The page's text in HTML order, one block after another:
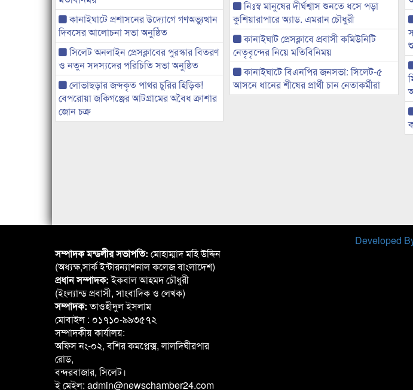
কানাইঘাটে প্রশাসনের উদ্যোগে গণঅভ্যুত্থান
দিবসের আলোচনা সভা অনুষ্ঠিত
সিলেট অনলাইন প্রেসক্লাবের পুরস্কার বিতরণ
ও নতুন সদস্যদের পরিচিতি সভা অনুষ্ঠিত
লোভাছড়ার জব্দকৃত পাথর চুরির হিড়িক!
বেপরোয়া জকিগঞ্জের আটগ্রামের অবৈধ ক্রাশার
জোন চক্র
নিঃস্ব মানুষের দীর্ঘশ্বাস শুনতে ধসে পড়া
কুশিয়ারাপারে অ্যাড. এমরান চৌধুরী
কানাইঘাট প্রেসক্লাবে প্রবাসী কমিউনিটি
নেতৃবৃন্দের নিয়ে মতিবিনিময়
কানাইঘাটে বিএনপির জনসভা: সিলেট-৫
আসনে ধানের শীষের প্রার্থী চান নেতাকর্মীরা
Developed
সম্পাদক মন্ডলীর সভাপতি: মোহাম্মাদ মহি উদ্দিন
(অধ্যক্ষ,সার্ক ইন্টারন্যাশনাল কলেজ বাংলাদেশ)
প্রধান সম্পাদক:ইকবাল আহমদ চৌধুরী
(ইংল্যান্ড প্রবাসী, সাংবাদিক ও লেখক)
সম্পাদক:তাওহীদুল ইসলাম
মোবাইল : ০১৭১০-৯৯৩৫৭২
সম্পাদকীয় কার্যালয়:
অফিস নং-০২, বশির কমপ্লেক্স, লালদিঘীরপার
রোড,
বন্দরবাজার, সিলেট।
ই মেইল: admin@newschamber24.com